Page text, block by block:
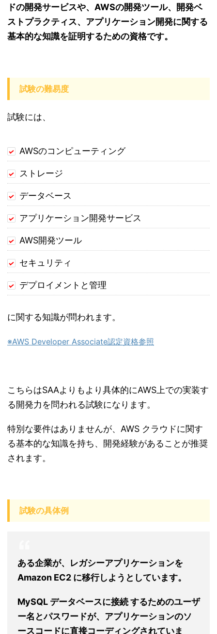
ドの開発サービスや、AWSの開発ツール、開発ベ
ストプラクティス、アプリケーション開発に関する
基本的な知識を証明するための資格です。
試験の難易度
試験には、
AWSのコンピューティング
ストレージ
データベース
アプリケーション開発サービス
AWS開発ツール
セキュリティ
デプロイメントと管理
に関する知識が問われます。
※AWS Developer Associate認定資格参照
こちらはSAAよりもより具体的にAWS上での実装す
る開発力を問われる試験になります。
特別な要件はありませんが、AWS クラウドに関す
る基本的な知識を持ち、開発経験があることが推奨
されます。
試験の具体例
ある企業が、レガシーアプリケーションを
Amazon EC2 に移行しようとしています。
MySQL データベースに接続 するためのユーザ
ー名とパスワードが、アプリケーションのソ
ースコードに直接コーディングされていま